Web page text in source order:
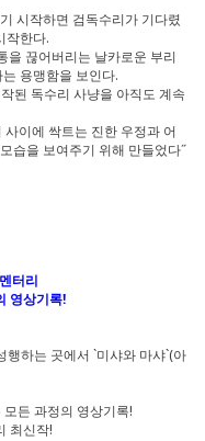
시작하면 검독수리가 기다렸
작한다.
끊어버리는 날카로운 부리
용맹함을 보인다.
된 독수리 사냥을 아직도 계속
이에 싹트는 진한 우정과 어
습을 보여주기 위해 만들었다˝
터리
영상기록!
행하는 곳에서 `미샤와 마샤`(아
든 과정의 영상기록!
최신작!